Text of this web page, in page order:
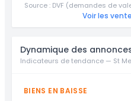
Source : DVF (demandes de
Voir les
Dynamique des
Indicateurs de tendance — St
BIENS EN BAISSE